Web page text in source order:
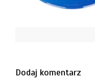
Dodaj komentarz